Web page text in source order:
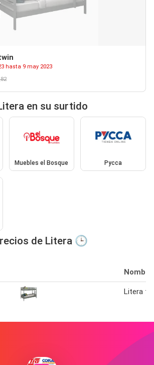
hasta 9 may 2023
en su surtido
Muebles el Bosque Pycca
de Litera 🕒
Nombre
Litera